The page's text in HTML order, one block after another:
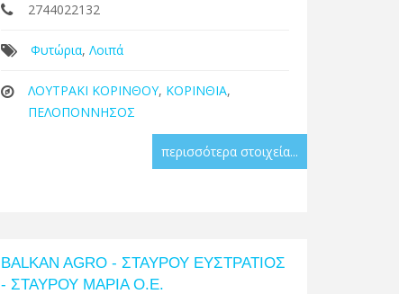
2744022132
Φυτώρια, Λοιπά
ΛΟΥΤΡΑΚΙ ΚΟΡΙΝΘΟΥ, ΚΟΡΙΝΘΙΑ,
ΠΕΛΟΠΟΝΝΗΣΟΣ
περισσότερα στοιχεία...
BALKAN AGRO - ΣΤΑΥΡΟΥ ΕΥΣΤΡΑΤΙΟΣ
- ΣΤΑΥΡΟΥ ΜΑΡΙΑ Ο.Ε.